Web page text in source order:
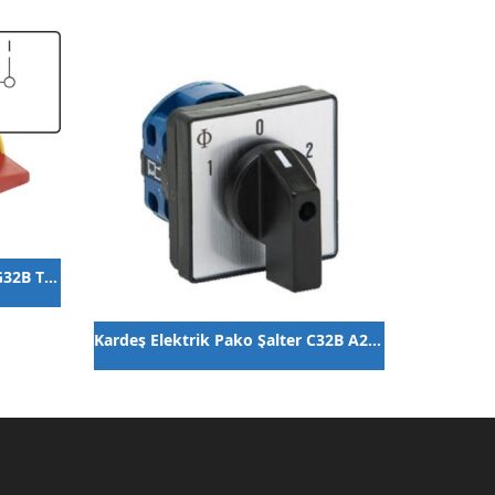
Kardeş Elektrik Pako Şalter KG32B T203/09VE
Kardeş Elektrik Pako Şalter C32B A210